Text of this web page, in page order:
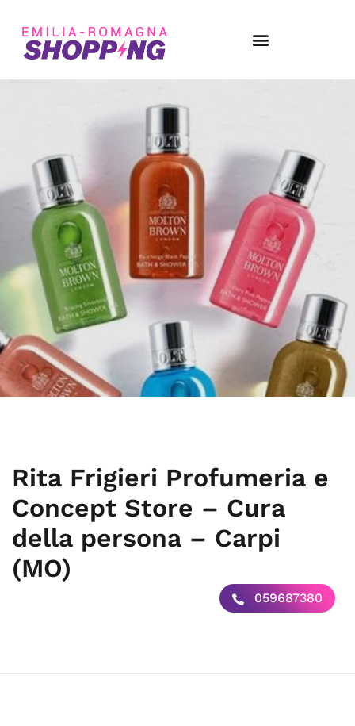
Rita Frigieri Profumeria e
Concept Store – Cura
della persona – Carpi
(MO)
059687380